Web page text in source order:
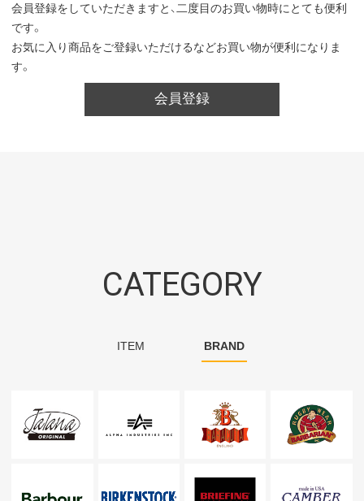
会員登録をしていただきますと、二度目のお買い物時にとても便利
です。
お気に入り商品をご登録いただけるなどお買い物が便利になりま
す。
会員登録
CATEGORY
ITEM BRAND